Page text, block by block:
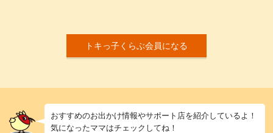
トキっ子くらぶ会員になる
おすすめのお出かけ情報やサポート店を紹介しているよ！
気になったママはチェックしてね！